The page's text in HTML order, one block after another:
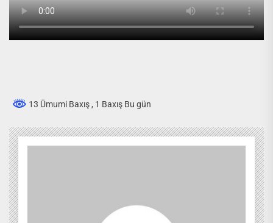
13 Ümumi Baxış, 1 Baxış Bu gün